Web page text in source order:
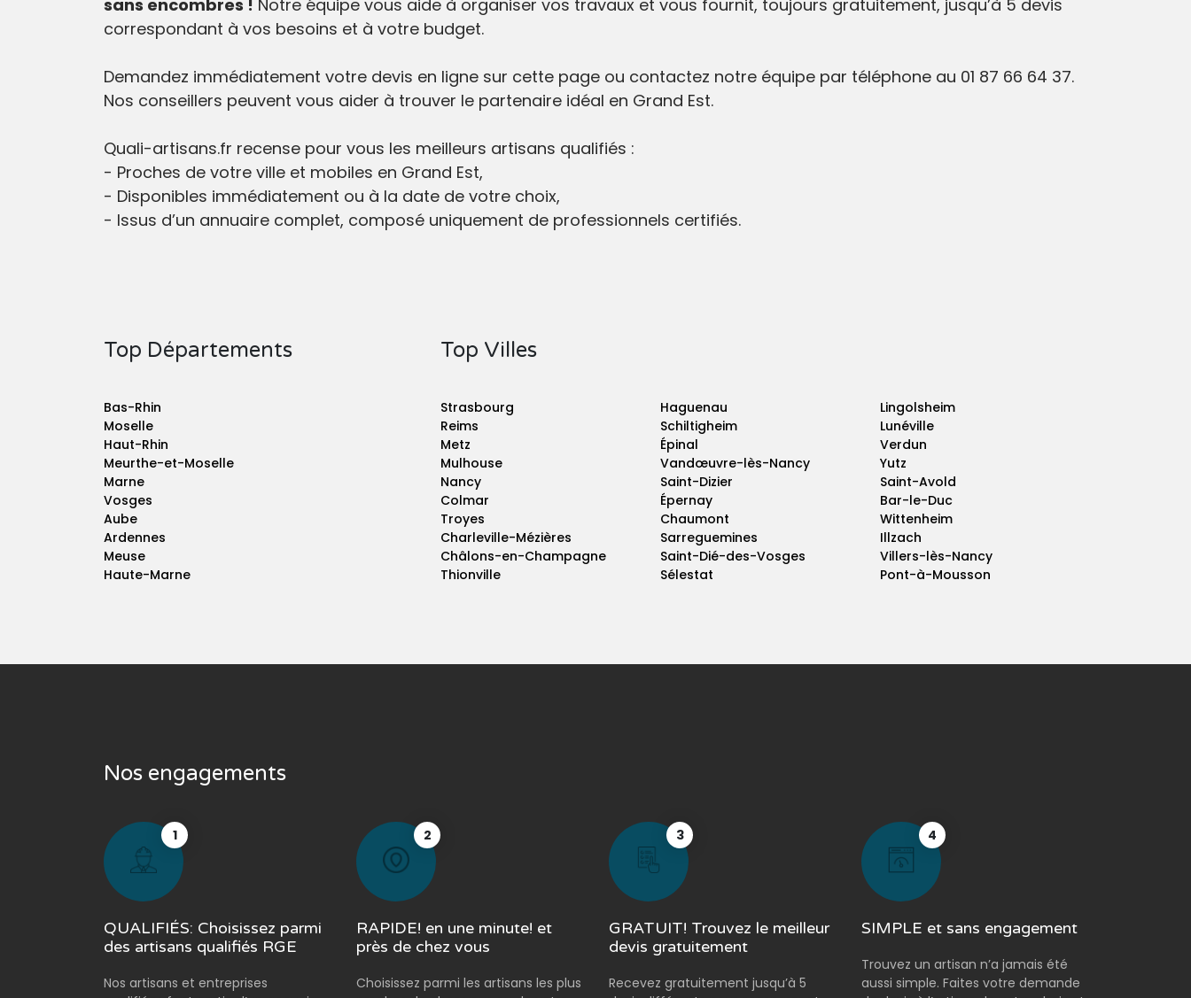
sans encombres ! Notre équipe vous aide à organiser vos travaux et vous fournit, toujours gratuitement, jusqu’à 5 devis
correspondant à vos besoins et à votre budget.
Demandez immédiatement votre devis en ligne sur cette page ou contactez notre équipe par téléphone au 01 87 66 64 37.
Nos conseillers peuvent vous aider à trouver le partenaire idéal en Grand Est.
Quali-artisans.fr recense pour vous les meilleurs artisans qualifiés :
- Proches de votre ville et mobiles en Grand Est,
- Disponibles immédiatement ou à la date de votre choix,
- Issus d’un annuaire complet, composé uniquement de professionnels certifiés.
Top Départements
Bas-Rhin
Moselle
Haut-Rhin
Meurthe-et-Moselle
Marne
Vosges
Aube
Ardennes
Meuse
Haute-Marne
Top Villes
Strasbourg
Reims
Metz
Mulhouse
Nancy
Colmar
Troyes
Charleville-Mézières
Châlons-en-Champagne
Thionville
Haguenau
Schiltigheim
Épinal
Vandœuvre-lès-Nancy
Saint-Dizier
Épernay
Chaumont
Sarreguemines
Saint-Dié-des-Vosges
Sélestat
Lingolsheim
Lunéville
Verdun
Yutz
Saint-Avold
Bar-le-Duc
Wittenheim
Illzach
Villers-lès-Nancy
Pont-à-Mousson
Nos engagements
1
QUALIFIÉS: Choisissez parmi
des artisans qualifiés RGE
Nos artisans et entreprises
2
RAPIDE! en une minute! et
près de chez vous
Choisissez parmi les artisans les plus
3
GRATUIT! Trouvez le meilleur
devis gratuitement
Recevez gratuitement jusqu’à 5
4
SIMPLE et sans engagement
Trouvez un artisan n’a jamais été
aussi simple. Faites votre demande